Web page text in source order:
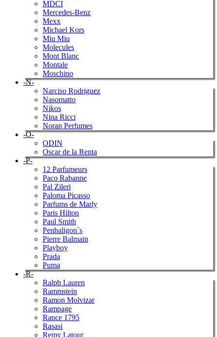
MDCI
Mercedes-Benz
Mexx
Michael Kors
Miu Miu
Molecules
Mont Blanc
Montale
Moschino
-N-
Narciso Rodriguez
Nasomatto
Nikos
Nina Ricci
Noran Perfumes
-O-
ODIN
Oscar de la Renta
-P-
12 Parfumeurs
Paco Rabanne
Pal Zileri
Paloma Picasso
Parfums de Marly
Paris Hilton
Paul Smith
Penhaligon`s
Pierre Balmain
Playboy
Prada
Puma
-R-
Ralph Lauren
Rammstein
Ramon Molvizar
Rampage
Rance 1795
Rasasi
Remy Latour